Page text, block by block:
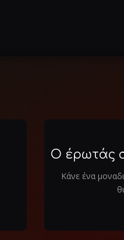
Ο έρωτάς
Κάνε ένα